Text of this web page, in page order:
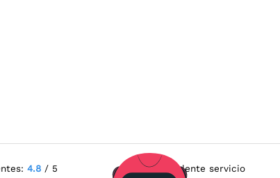
4.8 / 5 Excelente servicio